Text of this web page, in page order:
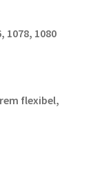
1078, 1080
flexibel,